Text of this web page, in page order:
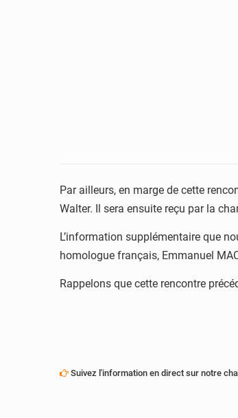
Par ailleurs, en marge de cette
Walter. Il sera ensuite reçu par la
L’information supplémentaire que
homologue français, Emmanuel
Rappelons que cette rencontre
Suivez l'information en direct sur notre